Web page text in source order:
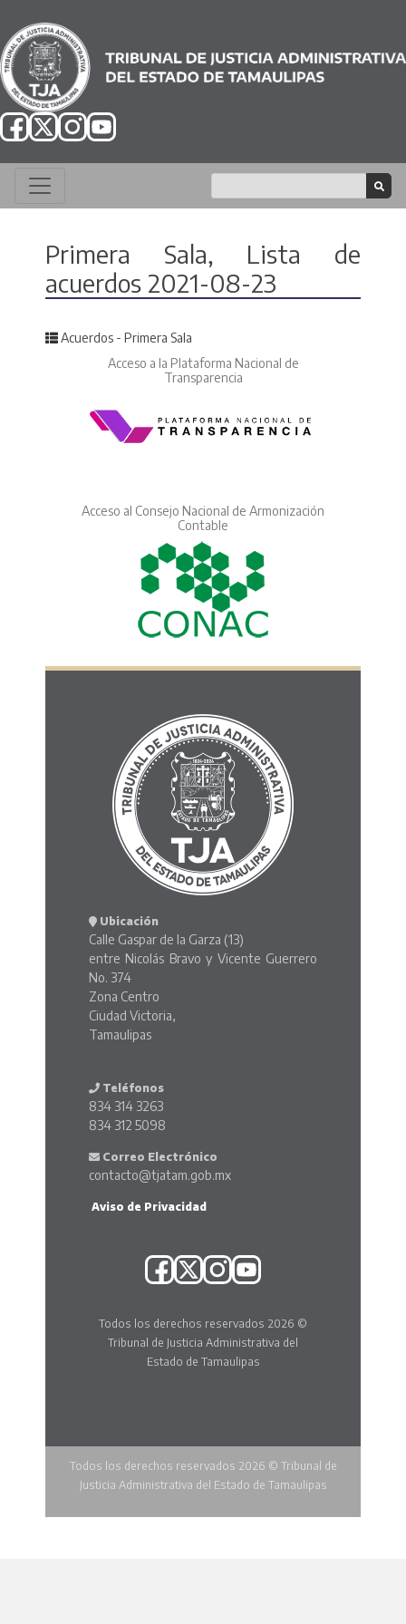
Primera Sala, Lista de
acuerdos 2021-08-23
Posted in
Acuerdos - Primera Sala
Acceso a la Plataforma Nacional de
Transparencia
Acceso al Consejo Nacional de Armonización
Contable
Ubicación
Calle Gaspar de la Garza (13)
entre Nicolás Bravo y Vicente Guerrero
No. 374
Zona Centro
Ciudad Victoria,
Tamaulipas
Teléfonos
834 314 3263
834 312 5098
Correo Electrónico
contacto@tjatam.gob.mx
Aviso de Privacidad
Todos los derechos reservados 2026 ©
Tribunal de Justicia Administrativa del
Estado de Tamaulipas
Todos los derechos reservados 2026 © Tribunal de
Justicia Administrativa del Estado de Tamaulipas